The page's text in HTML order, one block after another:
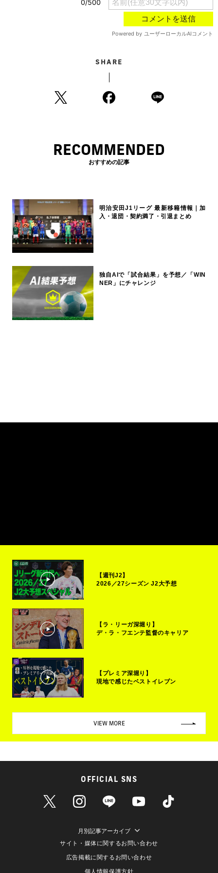
SHARE
RECOMMENDED
おすすめの記事
明治安田J1リーグ 最新移籍情報｜加
入・退団・契約満了・引退まとめ
独自AIで「試合結果」を予想／「WIN
NER」にチャレンジ
【週刊J2】
2026／27シーズン J2大予想
【ラ・リーガ深堀り】
デ・ラ・フエンテ監督のキャリア
【プレミア深堀り】
現地で感じたベストイレブン
VIEW MORE
OFFICIAL SNS
月別記事アーカイブ
サイト・媒体に関するお問い合わせ
広告掲載に関するお問い合わせ